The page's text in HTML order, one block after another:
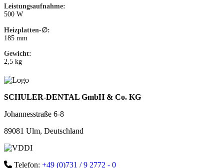
Leistungsaufnahme:
500 W
Heizplatten-∅:
185 mm
Gewicht:
2,5 kg
SCHULER-DENTAL GmbH & Co. KG
Johannesstraße 6-8
89081 Ulm, Deutschland
Telefon: +49 (0)731 / 9 2772 - 0